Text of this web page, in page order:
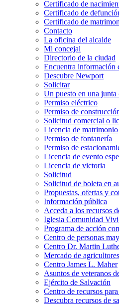
Certificado de
Certificado de
Certificado de
Contacto
La oficina del alcalde
Mi concejal
Directorio de la ciudad
Encuentra información
Descubre Newport
Solicitar
Un puesto en una junta
Permiso eléctrico
Permiso de
Solicitud comercial o
Licencia de matrimonio
Permiso de fontanería
Permiso de
Licencia de evento
Licencia de victoria
Solicitud
Solicitud de boleta en
Propuestas, ofertas y
Información pública
Acceda a los recursos
Iglesia Comunidad
Programa de acción
Centro de personas
Centro Dr. Martin
Mercado de agricultores
Centro James L. Maher
Asuntos de veteranos
Ejército de Salvación
Centro de recursos
Descubra recursos de